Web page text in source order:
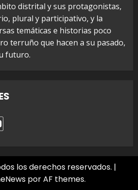
distrital y sus protagonistas,
plural y participativo, y la
temáticas e historias poco
terruño que hacen a su pasado,
futuro.
los derechos reservados. |
por AF themes.